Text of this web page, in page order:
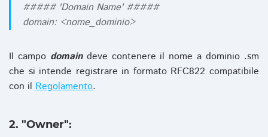
##### 'Domain Name' #####
domain: <nome_dominio>
Il campo domaindeve contenere il nome a dominio .sm
che si intende registrare in formato RFC822 compatibile
con il Regolamento.
2. "Owner":